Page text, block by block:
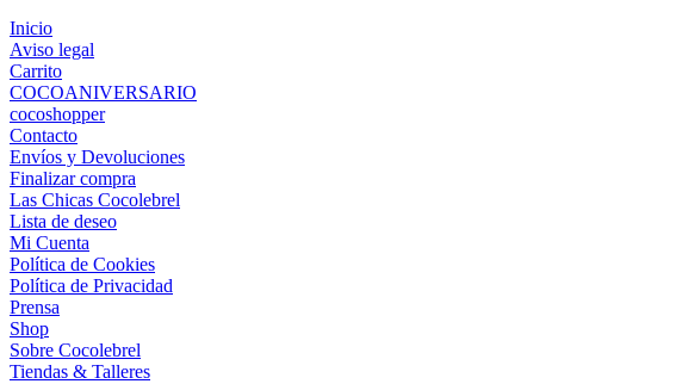
Inicio
Aviso legal
Carrito
COCOANIVERSARIO
cocoshopper
Contacto
Envíos y Devoluciones
Finalizar compra
Las Chicas Cocolebrel
Lista de deseo
Mi Cuenta
Política de Cookies
Política de Privacidad
Prensa
Shop
Sobre Cocolebrel
Tiendas & Talleres